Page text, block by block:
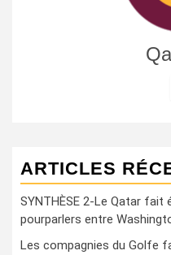
ARTICLES
SYNTHÈSE 2-Le Qatar fait
pourparlers entre
Les compagnies du Golfe